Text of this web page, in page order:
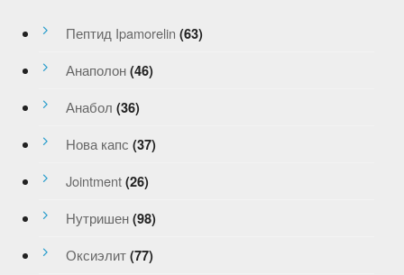
Пептид Ipamorelin (63)
Анаполон (46)
Анабол (36)
Нова капс (37)
Jointment (26)
Нутришен (98)
Оксиэлит (77)